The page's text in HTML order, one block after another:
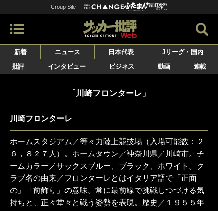
Group Site
新着 ニュース 日本代表
Jリーグ・国内
批評
インタビュー ビジネス 動画 連載
「川崎フロンターレ」
川崎フロンターレ
ホームスタジアム／等々力陸上競技場（入場可能数：２
６，８２７人）。ホームタウン／神奈川県／川崎市。チ
ームカラー／サックスブルー、ブラック、ホワイト。ク
ラブ名の由来／フロンターレとはイタリア語で「正面
の」「前飾り」の意味。常に最前線で挑戦しつづける気
持ちと、正々堂々と戦う姿勢を表現。歴史／１９５５年